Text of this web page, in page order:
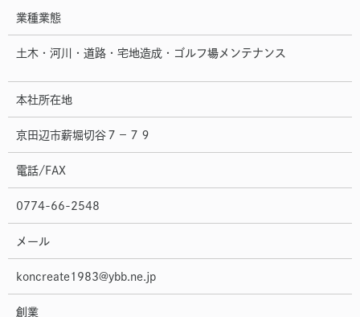
業種業態
土木・河川・道路・宅地造成・ゴルフ場メンテナンス
本社所在地
京田辺市薪堀切谷７−７９
電話/FAX
0774-66-2548
メール
koncreate1983@ybb.ne.jp
創業